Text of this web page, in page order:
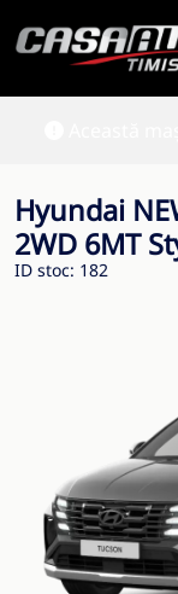
Hyundai
2WD 6MT
ID stoc: 182